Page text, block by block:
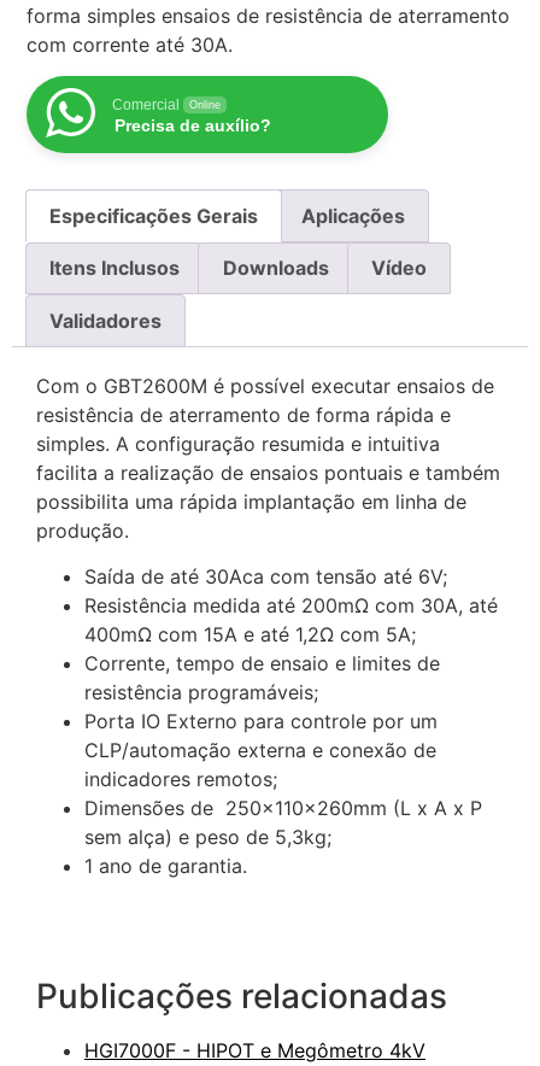
forma simples ensaios de resistência de aterramento
com corrente até 30A.
Comercial Online
Precisa de auxílio?
Especificações Gerais Aplicações
Itens Inclusos Downloads Vídeo
Validadores
Com o GBT2600M é possível executar ensaios de
resistência de aterramento de forma rápida e
simples. A configuração resumida e intuitiva
facilita a realização de ensaios pontuais e também
possibilita uma rápida implantação em linha de
produção.
Saída de até 30Aca com tensão até 6V;
Resistência medida até 200mΩ com 30A, até
400mΩ com 15A e até 1,2Ω com 5A;
Corrente, tempo de ensaio e limites de
resistência programáveis;
Porta IO Externo para controle por um
CLP/automação externa e conexão de
indicadores remotos;
Dimensões de 250x110x260mm (L x A x P
sem alça) e peso de 5,3kg;
1 ano de garantia.
Publicações relacionadas
HGI7000F - HIPOT e Megômetro 4kV